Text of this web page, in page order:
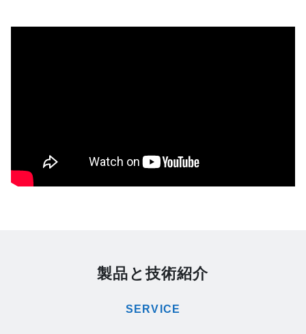
製品と技術紹介
SERVICE